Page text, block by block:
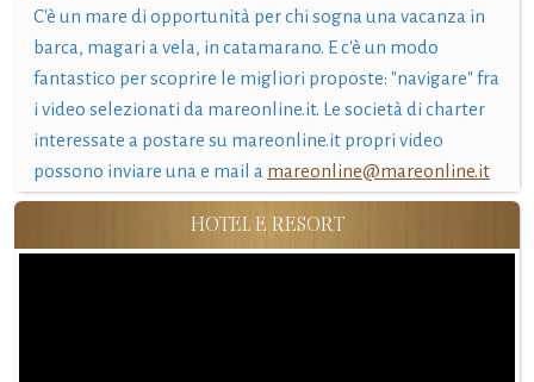
C'è un mare di opportunità per chi sogna una vacanza in
barca, magari a vela, in catamarano. E c'è un modo
fantastico per scoprire le migliori proposte: "navigare" fra
i video selezionati da mareonline.it. Le società di charter
interessate a postare su mareonline.it propri video
possono inviare una e mail a mareonline@mareonline.it
HOTEL E RESORT